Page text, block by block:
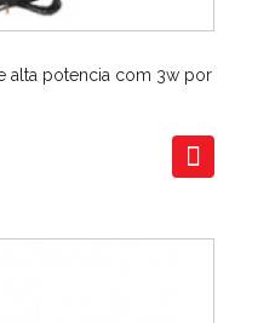
alta potencia com 3w por